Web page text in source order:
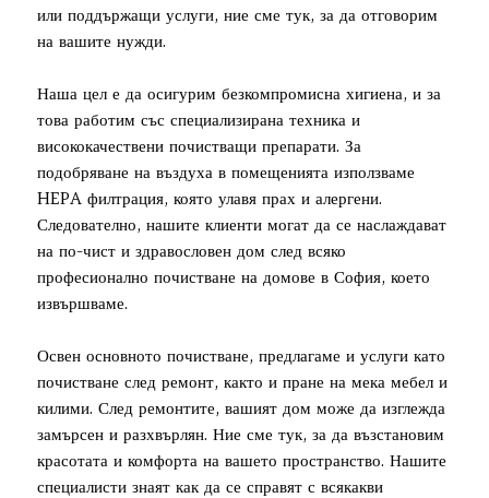
или поддържащи услуги, ние сме тук, за да отговорим
на вашите нужди.
Наша цел е да осигурим безкомпромисна хигиена, и за
това работим със специализирана техника и
висококачествени почистващи препарати. За
подобряване на въздуха в помещенията използваме
HEPA филтрация, която улавя прах и алергени.
Следователно, нашите клиенти могат да се наслаждават
на по-чист и здравословен дом след всяко
професионално почистване на домове в София, което
извършваме.
Освен основното почистване, предлагаме и услуги като
почистване след ремонт, както и пране на мека мебел и
килими. След ремонтите, вашият дом може да изглежда
замърсен и разхвърлян. Ние сме тук, за да възстановим
красотата и комфорта на вашето пространство. Нашите
специалисти знаят как да се справят с всякакви